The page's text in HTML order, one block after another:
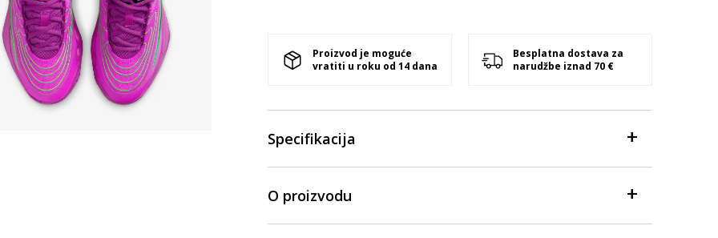
Proizvod je moguće
vratiti u roku od 14 dana
Besplatna dostava za
narudžbe iznad 70 €
Specifikacija
O proizvodu